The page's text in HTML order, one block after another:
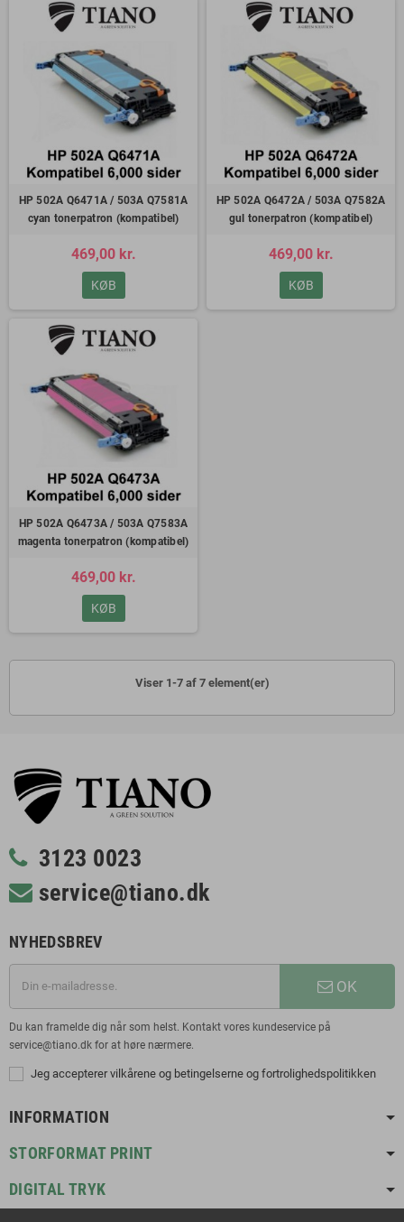
HP 502A Q6471A / 503A Q7581A
cyan tonerpatron (kompatibel)
469,00 kr.
KØB
HP 502A Q6472A / 503A Q7582A
gul tonerpatron (kompatibel)
469,00 kr.
KØB
HP 502A Q6473A / 503A Q7583A
magenta tonerpatron (kompatibel)
469,00 kr.
KØB
Viser 1-7 af 7 element(er)
3123 0023
service@tiano.dk
NYHEDSBREV
OK
Du kan framelde dig når som helst. Kontakt vores kundeservice på
service@tiano.dk for at høre nærmere.
Jeg accepterer vilkårene og betingelserne og fortrolighedspolitikken
INFORMATION
STORFORMAT PRINT
DIGITAL TRYK